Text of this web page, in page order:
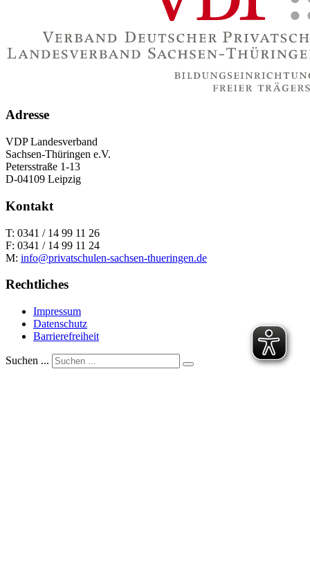
Adresse
VDP Landesverband
Sachsen-Thüringen e.V.
Petersstraße 1-13
D-04109 Leipzig
Kontakt
T: 0341 / 14 99 11 26
F: 0341 / 14 99 11 24
M: info@privatschulen-sachsen-thueringen.de
Rechtliches
Impressum
Datenschutz
Barrierefreiheit
Suchen ...